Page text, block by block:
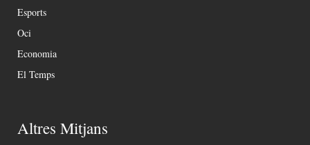
Esports
Oci
Economia
El Temps
Altres Mitjans